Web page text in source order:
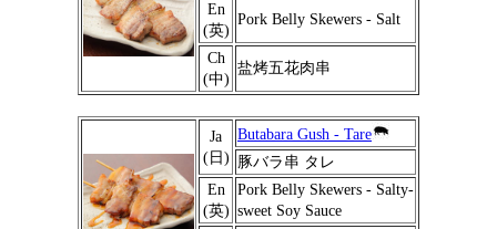
En
(英)
Pork Belly Skewers - Salt
Ch
(中)
盐烤五花肉串
Ja
(日)
Butabara Gush - Tare
豚バラ串 タレ
En
(英)
Pork Belly Skewers - Salty-
sweet Soy Sauce